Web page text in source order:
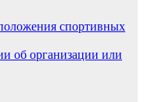
спортивных
об организации или